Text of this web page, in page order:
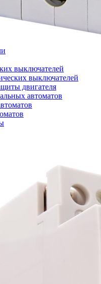
выключателей
выключателей
двигателя
автоматов